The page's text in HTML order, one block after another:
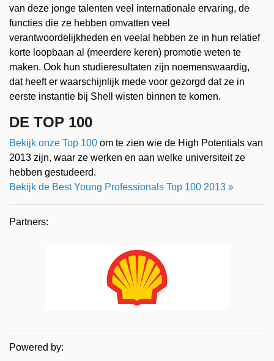
van deze jonge talenten veel internationale ervaring, de
functies die ze hebben omvatten veel
verantwoordelijkheden en veelal hebben ze in hun relatief
korte loopbaan al (meerdere keren) promotie weten te
maken. Ook hun studieresultaten zijn noemenswaardig,
dat heeft er waarschijnlijk mede voor gezorgd dat ze in
eerste instantie bij Shell wisten binnen te komen.
DE TOP 100
Bekijk onze Top 100 om te zien wie de High Potentials van
2013 zijn, waar ze werken en aan welke universiteit ze
hebben gestudeerd.
Bekijk de Best Young Professionals Top 100 2013 »
Partners:
Powered by: